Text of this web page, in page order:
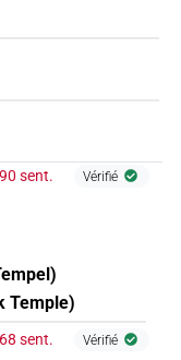
sent. Vérifié
Temple)
sent. Vérifié